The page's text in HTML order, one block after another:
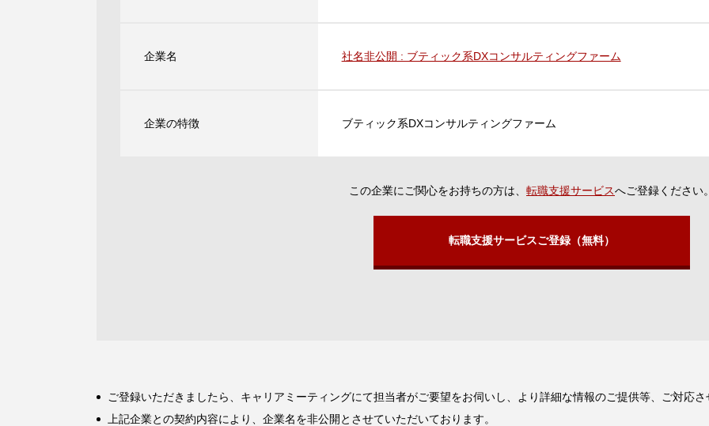
企業名 社名非公開 : ブティック系DXコンサルティングファーム
企業の特徴 ブティック系DXコンサルティングファーム
この企業にご関心をお持ちの方は、 転職支援サービスへご登録ください
転職支援サービスご登録（無料）
ご登録いただきましたら、キャリアミーティングにて担当者がご要望をお伺いし、より詳細な情報のご提供等、ご対応
上記企業との契約内容により、企業名を非公開とさせていただいております。